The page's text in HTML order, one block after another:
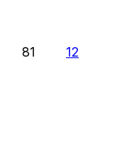
81 12